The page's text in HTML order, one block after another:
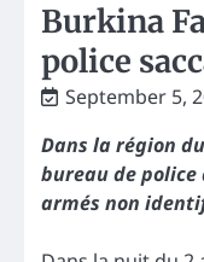
Burkina
police
September 5,
Dans la région
bureau de police
armés non